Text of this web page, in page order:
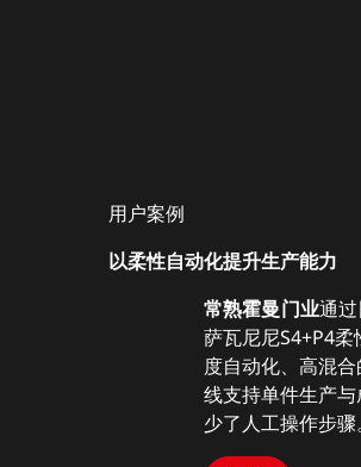
用户案例
以柔性自动化提升生产能力
常熟霍曼门业通
萨瓦尼尼S4+P4
度自动化、高混
线支持单件生产
少了人工操作步骤。